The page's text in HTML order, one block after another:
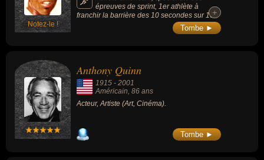
Notez-le !
épreuves de sprint, 1er athlète à
franchir la barrière des 10 secondes sur 100
mètres en 1968 lors des« Night of Speed »
aux USA avec 9,9 secondes. Aux JO de
record du monde n'est amélioré que 15 ans
plus tard.
+
+
Tombe ►
Anthony Quinn
1915 - 2001
Américain , 86 ans
Acteur, Artiste (Art, Cinéma).
Tombe ►